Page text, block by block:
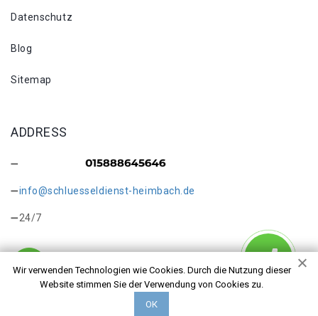
Wir verwenden Technologien wie Cookies. Durch die Nutzung dieser
Website stimmen Sie der Verwendung von Cookies zu.
ОК
Datenschutz
Blog
Sitemap
ADDRESS
info@schluesseldienst-heimbach.de
24/7
Copyright © 2026 Schlüsselkopie Heimbach. Alle Rechte